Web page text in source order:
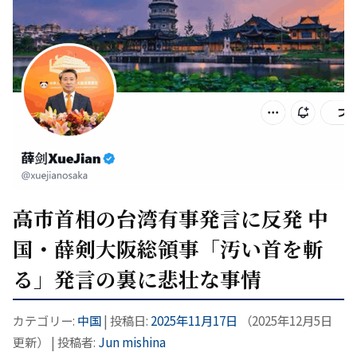
高市首相の台湾有事発言に反発 中
国・薛剣大阪総領事「汚い首を斬
る」発言の裏に悲壮な事情
カテゴリー: 中国| 投稿日: 2025年11月17日 （2025年12月5日
更新）
| 投稿者: Jun mishina